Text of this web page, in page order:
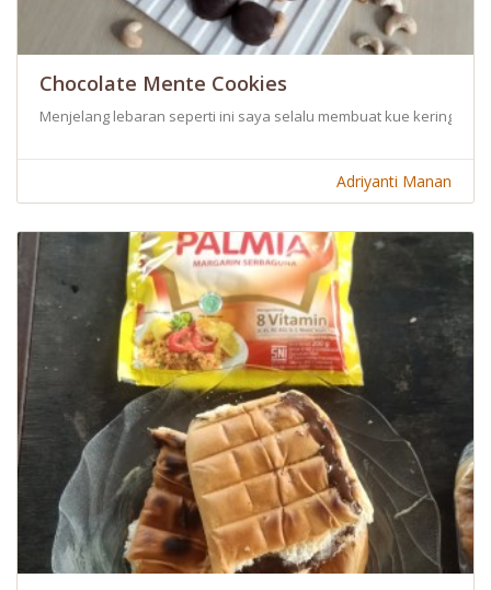
Chocolate Mente Cookies
Menjelang lebaran seperti ini saya selalu membuat kue kering
Adriyanti Manan